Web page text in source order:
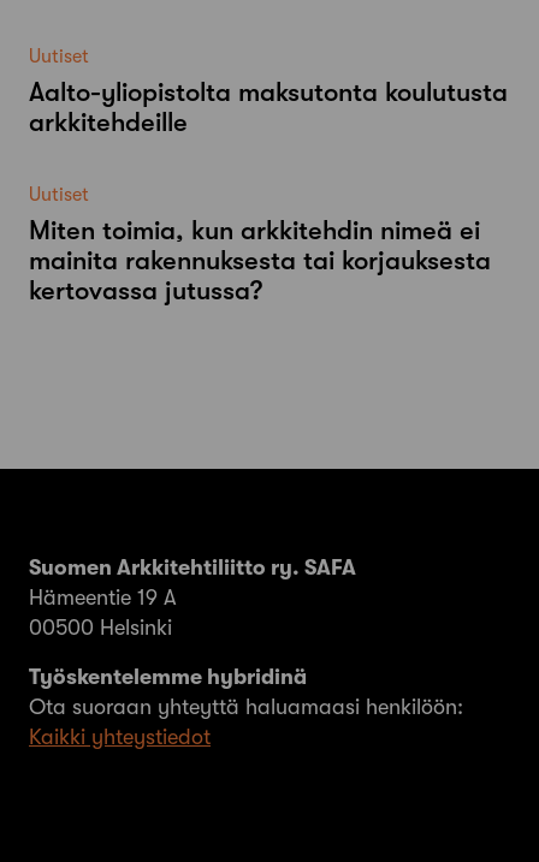
Uutiset
Aalto-​yliopistolta maksutonta koulutusta
arkkitehdeille
Uutiset
Miten toimia, kun arkkitehdin nimeä ei
mainita rakennuksesta tai korjauksesta
kertovassa jutussa?
Suomen Arkkitehtiliitto ry. SAFA
Hämeentie 19 A
00500 Helsinki
Työskentelemme hybridinä
Ota suoraan yhteyttä haluamaasi henkilöön:
Kaikki yhteystiedot